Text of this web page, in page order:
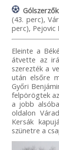
(43. perc),
perc), Pejovic
Eleinte a
átvette az
szerezték a
után elsőre
Győri
felpörögtek
a jobb
oldalon
Kersák
szünetre a